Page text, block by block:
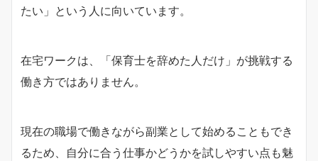
たい」という人に向いています。
在宅ワークは、「保育士を辞めた人だけ」が挑戦する
働き方ではありません。
現在の職場で働きながら副業として始めることもでき
るため、自分に合う仕事かどうかを試しやすい点も魅